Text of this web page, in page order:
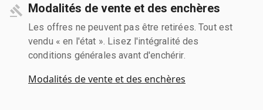
Modalités de vente et des enchères
Les offres ne peuvent pas être retirées. Tout est
vendu « en l'état ». Lisez l'intégralité des
conditions générales avant d'enchérir.
Modalités de vente et des enchères